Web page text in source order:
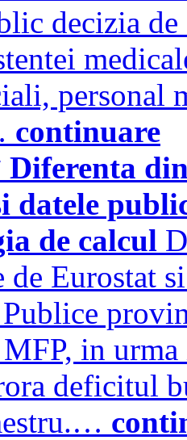
decizia
personal
continuare
Diferenta
datele
de calcul
de Eurostat
MFP, in
deficitul